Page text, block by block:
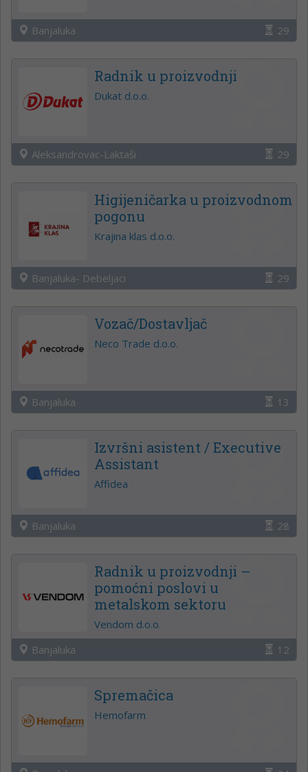
Banjaluka 29
Radnik u proizvodnji
Dukat d.o.o.
Aleksandrovac-Laktaši 29
Higijeničarka u proizvodnom
pogonu
Krajina klas d.o.o.
Banjaluka- Debeljaci 29
Vozač/Dostavljač
Neco Trade d.o.o.
Banjaluka 13
Izvršni asistent / Executive
Assistant
Affidea
Banjaluka 28
Radnik u proizvodnji –
pomoćni poslovi u
metalskom sektoru
Vendom d.o.o.
Banjaluka
12
Spremačica
Hemofarm